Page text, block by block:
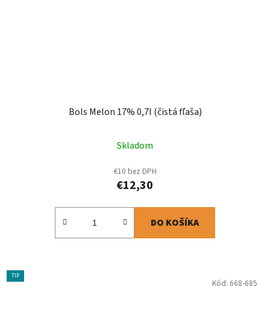
Bols Melon 17% 0,7l (čistá fľaša)
Skladom
€10 bez DPH
€12,30
DO KOŠÍKA
TIP
Kód: 668-685